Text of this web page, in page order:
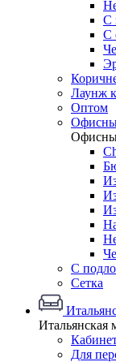
С
С
Лаунж
Оптом
С
Сетка
Итальянская
Для